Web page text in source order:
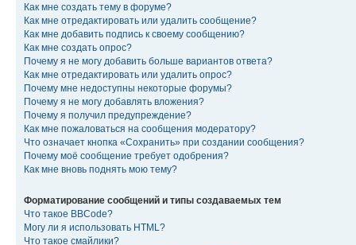
Как мне создать тему в форуме?
Как мне отредактировать или удалить сообщение?
Как мне добавить подпись к своему сообщению?
Как мне создать опрос?
Почему я не могу добавить больше вариантов ответа?
Как мне отредактировать или удалить опрос?
Почему мне недоступны некоторые форумы?
Почему я не могу добавлять вложения?
Почему я получил предупреждение?
Как мне пожаловаться на сообщения модератору?
Что означает кнопка «Сохранить» при создании сообщения?
Почему моё сообщение требует одобрения?
Как мне вновь поднять мою тему?
Форматирование сообщений и типы создаваемых тем
Что такое BBCode?
Могу ли я использовать HTML?
Что такое смайлики?